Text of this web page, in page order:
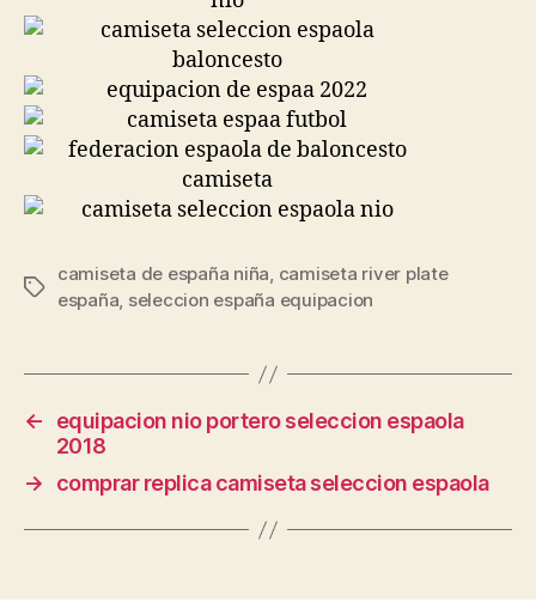
Etiquetas
camiseta de españa niña, camiseta river plate
españa, seleccion españa equipacion
←
equipacion nio portero seleccion espaola
2018
→
comprar replica camiseta seleccion espaola